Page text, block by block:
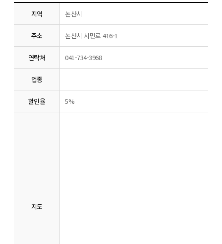
지역 논산시
주소 논산시 시민로 416-1
연락처 041-734-3968
업종
할인율 5%
지도